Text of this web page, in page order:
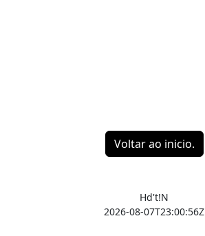
Voltar ao inicio.
Hd't!N
2026-08-07T23:00:56Z